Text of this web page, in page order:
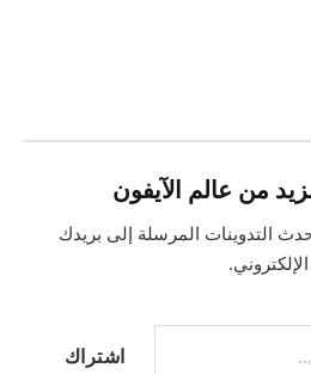
من عالم الآيفون
التدوينات المرسلة إلى بريدك
الإلكتروني.
اشتراك